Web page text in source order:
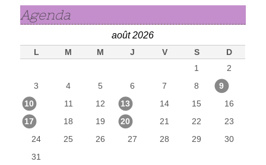
Agenda
août 2026
L M M J V S
D
1
2
3
4 5 6 7 8
9
10
11 12 13 14 15
16
17
18 19 20 21 22
23
24
25 26 27 28 29
30
31